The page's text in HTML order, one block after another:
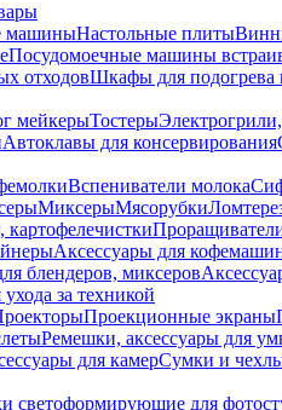
машиныНастольные плиты
Посудомоечные машины
отходовШкафы для подогрева
мейкерыТостеры
Автоклавы для консервирования
Вспениватели молока
МиксерыМясорубки
Аксессуары для
блендеров, миксеров
за техникой
Проекционные экраны
Ремешки, аксессуары для
для камерСумки и
светоформирующие для